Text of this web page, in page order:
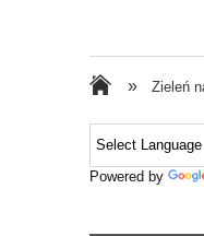
» Zieleń
Powered by